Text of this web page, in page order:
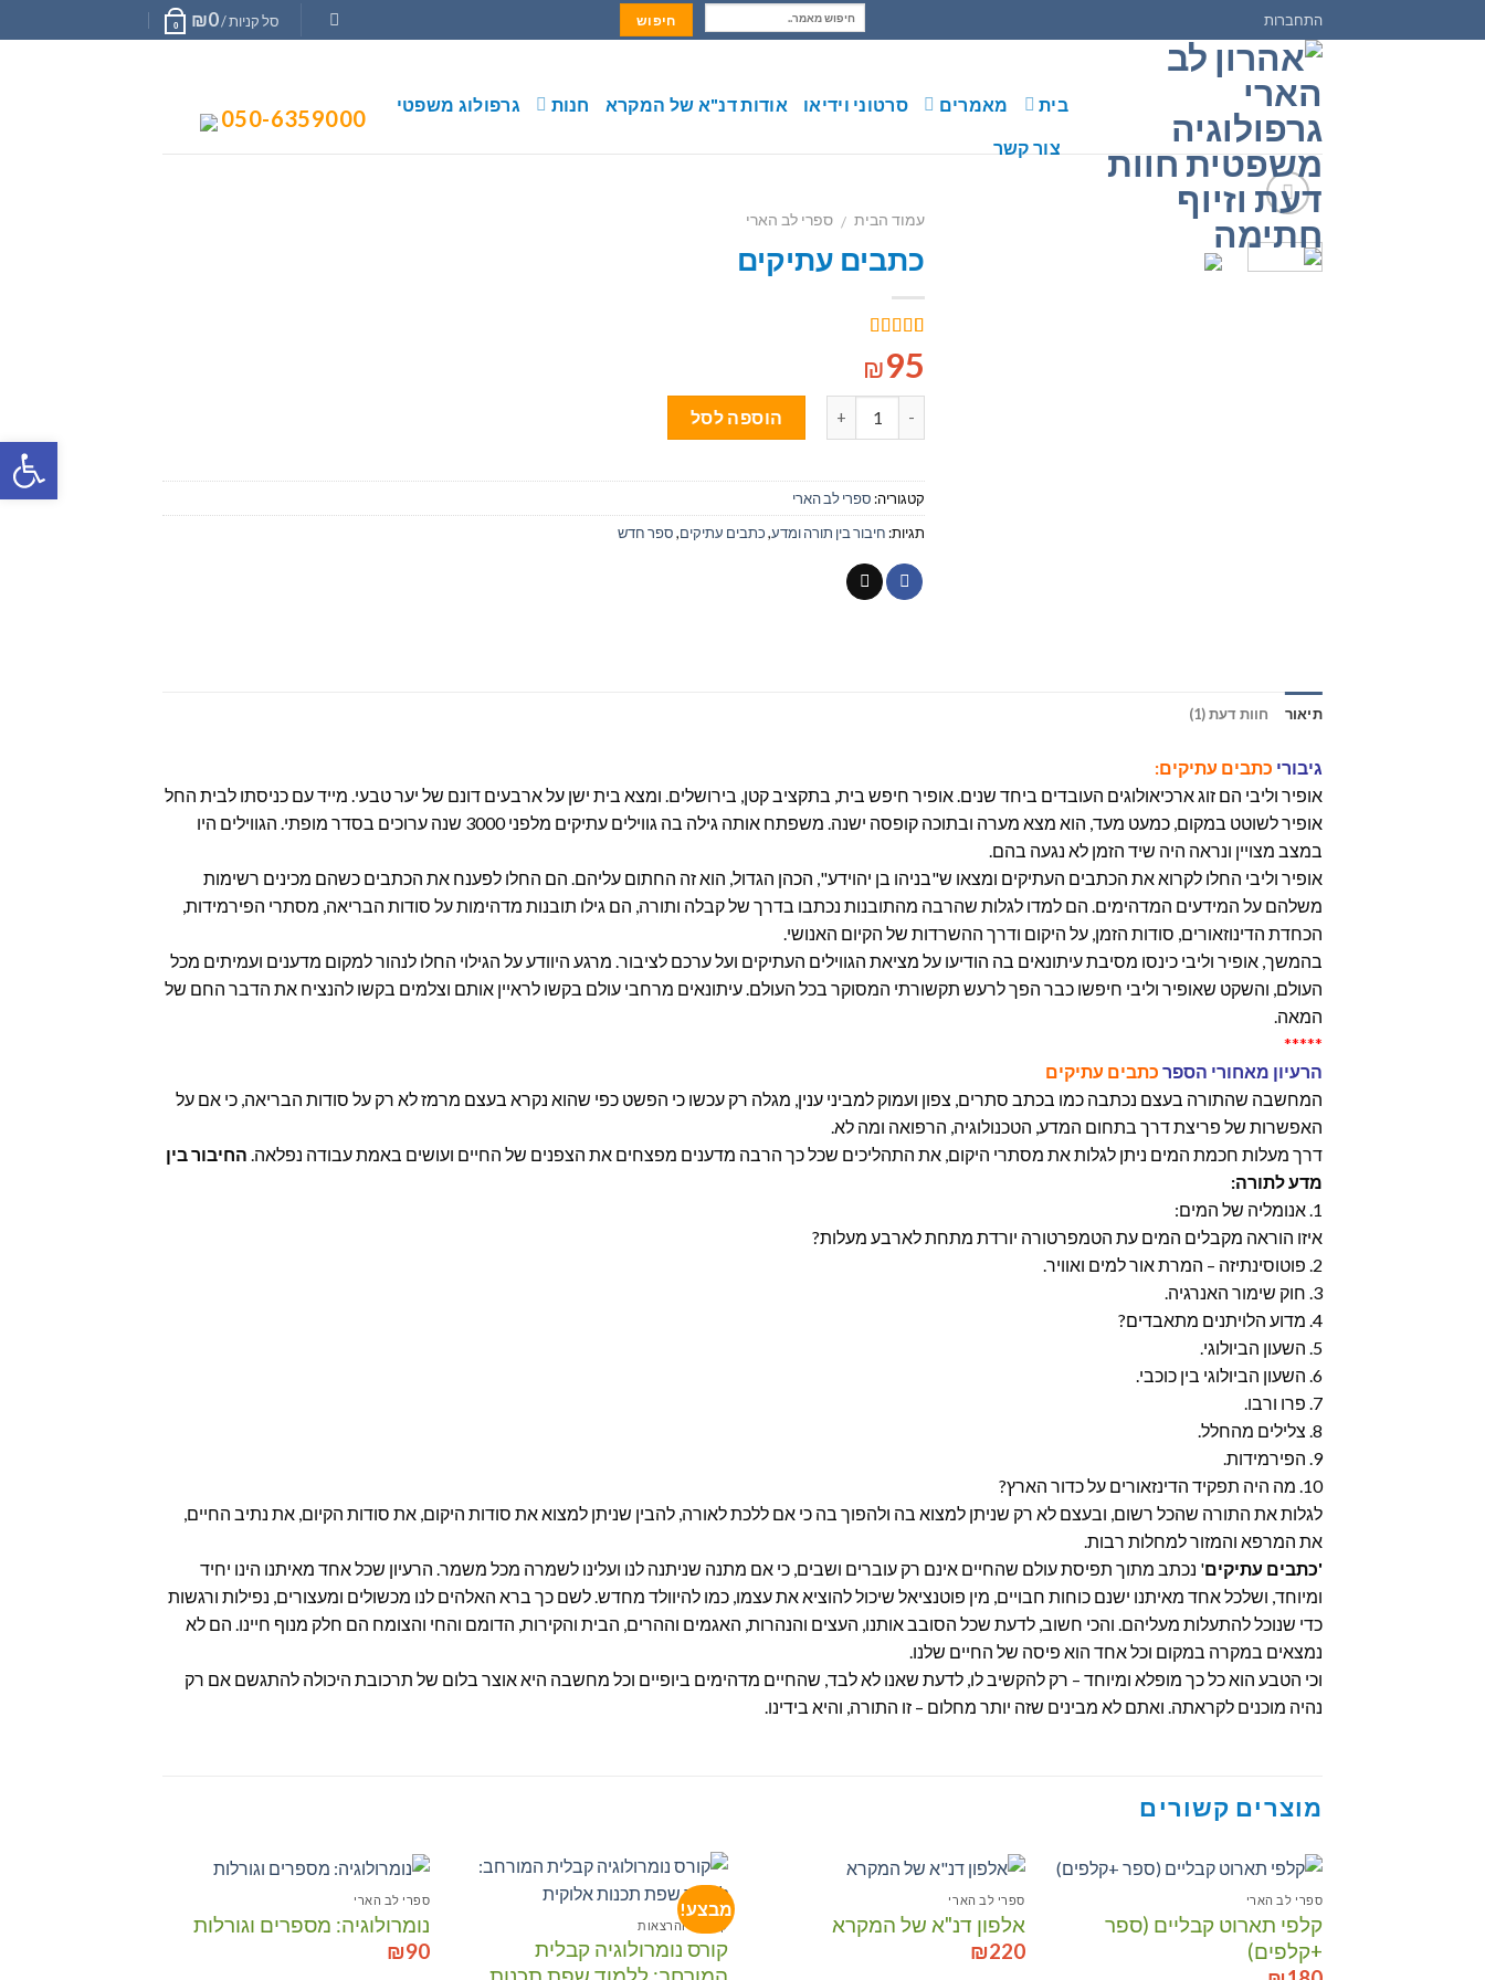
to
התחברות סל קניות / ₪0
0
בית מאמרים סרטוני וידיאו אודות דנ"א של המקרא חנות גרפולוג משפטי
צור קשר
050-6359000
עמוד הבית / ספרי לב הארי
כתבים עתיקים
מדורג
מתוך 5 מבוסס
1
₪95
הוספה לסל
קטגוריה: ספרי לב הארי
תגיות: חיבור בין תורה ומדע,כתבים עתיקים,ספר חדש
תיאור חוות דעת (1)
גיבורי כתבים עתיקים:
אופיר וליבי הם זוג ארכיאולוגים העובדים ביחד שנים. אופיר חיפש בית, בתקציב קטן, בירושלים. ומצא בית ישן על ארבעים דונם של יער טבעי. מייד עם כניסתו לבית החל
אופיר לשוטט במקום, כמעט מעד, הוא מצא מערה ובתוכה קופסה ישנה. משפתח אותה גילה בה גווילים עתיקים מלפני 3000 שנה ערוכים בסדר מופתי. הגווילים היו
במצב מצויין ונראה היה שיד הזמן לא נגעה בהם.
אופיר וליבי החלו לקרוא את הכתבים העתיקים ומצאו ש"בניהו בן יהוידע", הכהן הגדול, הוא זה החתום עליהם. הם החלו לפענח את הכתבים כשהם מכינים רשימות
משלהם על המידעים המדהימים. הם למדו לגלות שהרבה מהתובנות נכתבו בדרך של קבלה ותורה, הם גילו תובנות מדהימות על סודות הבריאה, מסתרי הפירמידות,
הכחדת הדינוזאורים, סודות הזמן, על היקום ודרך ההשרדות של הקיום האנושי.
בהמשך, אופיר וליבי כינסו מסיבת עיתונאים בה הודיעו על מציאת הגווילים העתיקים ועל ערכם לציבור. מרגע היוודע על הגילוי החלו לנהור למקום מדענים ועמיתים מכל
העולם, והשקט שאופיר וליבי חיפשו כבר הפך לרעש תקשורתי המסוקר בכל העולם. עיתונאים מרחבי עולם בקשו לראיין אותם וצלמים בקשו להנציח את הדבר החם של
המאה.
*****
הרעיון מאחורי הספר כתבים עתיקים
המחשבה שהתורה בעצם נכתבה כמו בכתב סתרים, צפון ועמוק למביני ענין, מגלה רק עכשו כי הפשט כפי שהוא נקרא בעצם מרמז לא רק על סודות הבריאה, כי אם על
האפשרות של פריצת דרך בתחום המדע, הטכנולוגיה, הרפואה ומה לא.
דרך מעלות חכמת המים ניתן לגלות את מסתרי היקום, את התהליכים שכל כך הרבה מדענים מפצחים את הצפנים של החיים ועושים באמת עבודה נפלאה. החיבור בין
מדע לתורה:
1. אנומליה של המים:
איזו הוראה מקבלים המים עת הטמפרטורה יורדת מתחת לארבע מעלות?
2. פוטוסינתיזה – המרת אור למים ואוויר.
3. חוק שימור האנרגיה.
4. מדוע הלויתנים מתאבדים?
5. השעון הביולוגי.
6. השעון הביולוגי בין כוכבי.
7. פרו ורבו.
8. צלילים מהחלל.
9. הפירמידות.
10. מה היה תפקיד הדינזאורים על כדור הארץ?
לגלות את התורה שהכל רשום, ובעצם לא רק שניתן למצוא בה ולהפוך בה כי אם ללכת לאורה, להבין שניתן למצוא את סודות היקום, את סודות הקיום, את נתיב החיים,
את המרפא והמזור למחלות רבות.
'כתבים עתיקים' נכתב מתוך תפיסת עולם שהחיים אינם רק עוברים ושבים, כי אם מתנה שניתנה לנו ועלינו לשמרה מכל משמר. הרעיון שכל אחד מאיתנו הינו יחיד
ומיוחד, ושלכל אחד מאיתנו ישנם כוחות חבויים, מין פוטנציאל שיכול להוציא את עצמו, כמו להיוולד מחדש. לשם כך ברא האלהים לנו מכשולים ומעצורים, נפילות ורגשות
כדי שנוכל להתעלות מעליהם. והכי חשוב, לדעת שכל הסובב אותנו, העצים והנהרות, האגמים וההרים, הבית והקירות, הדומם והחי והצומח הם חלק מנוף חיינו. הם לא
נמצאים במקרה במקום וכל אחד הוא פיסה של החיים שלנו.
וכי הטבע הוא כל כך מופלא ומיוחד – רק להקשיב לו, לדעת שאנו לא לבד, שהחיים מדהימים ביופיים וכל מחשבה היא אוצר בלום של תרכובת היכולה להתגשם אם רק
נהיה מוכנים לקראתה. ואתם לא מבינים שזה יותר מחלום – זו התורה, והיא בידינו.
מוצרים קשורים
הוסף לרשימת המשאלות
ספרי לב הארי
קלפי תארוט קבליים (ספר
+קלפים)
הוסף לרשימת המשאלות
ספרי לב הארי
אלפון דנ"א של המקרא
₪220
מבצע!
הוסף לרשימת המשאלות
קורסים והרצאות
קורס נומרולוגיה קבלית
הוסף לרשימת המשאלות
ספרי לב הארי
נומרולוגיה: מספרים וגורלות
₪90
פתח